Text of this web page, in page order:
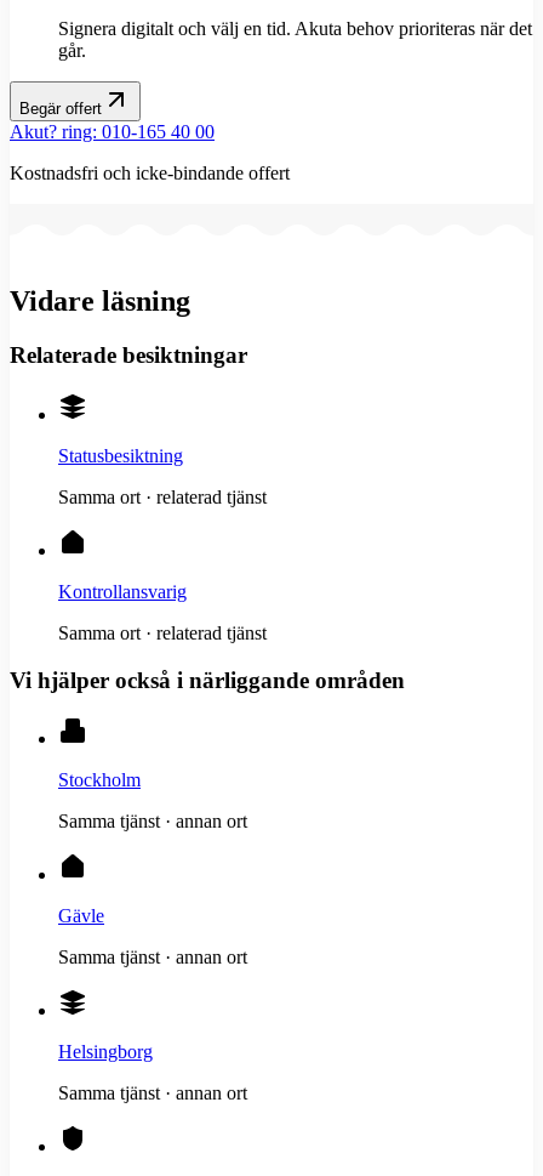
Signera digitalt och välj en tid. Akuta behov prioriteras när det
går.
Begär offert
Akut? ring: 010-165 40 00
Kostnadsfri och icke-bindande offert
Vidare läsning
Relaterade besiktningar
Statusbesiktning
Samma ort · relaterad tjänst
Kontrollansvarig
Samma ort · relaterad tjänst
Vi hjälper också i närliggande områden
Stockholm
Samma tjänst · annan ort
Gävle
Samma tjänst · annan ort
Helsingborg
Samma tjänst · annan ort